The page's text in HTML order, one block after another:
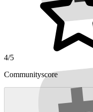
4/5
Communityscore